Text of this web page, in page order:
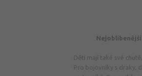
Děti mají také své
Pro bojovníky s draky,